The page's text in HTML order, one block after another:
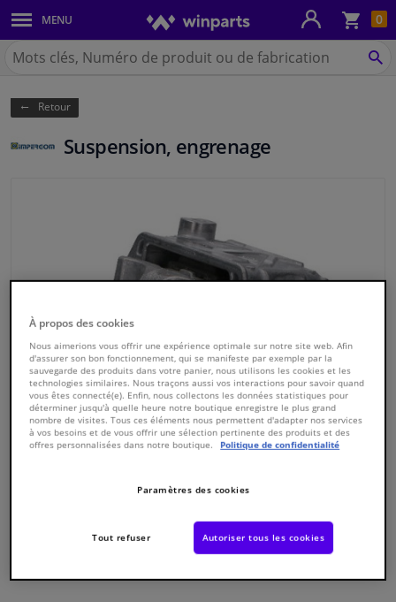
0
MENU
Carrosserie & tôles
Feux & ampoules
Freinage
Système d'échappement
Refroidissement & chauffage
Filtres & liquides
Bagages & transport
Fenêtres & accessoires
Intérieur & ameublement
Nettoyage & protection
Chercher
Winparts.be
Retour
Suspension, engrenage
8033989682747
À propos des cookies
Nous aimerions vous offrir une expérience optimale sur notre site web. Afin
d'assurer son bon fonctionnement, qui se manifeste par exemple par la
sauvegarde des produits dans votre panier, nous utilisons les cookies et les
technologies similaires. Nous traçons aussi vos interactions pour savoir quand
vous êtes connecté(e). Enfin, nous collectons les données statistiques pour
déterminer jusqu'à quelle heure notre boutique enregistre le plus grand
nombre de visites. Tous ces éléments nous permettent d'adapter nos services
à vos besoins et de vous offrir une sélection pertinente des produits et des
offres personnalisées dans notre boutique.
Politique de confidentialité
Paramètres des cookies
Tout refuser Autoriser tous les cookies